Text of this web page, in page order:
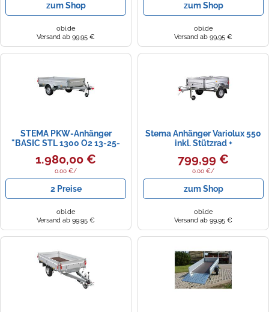
zum Shop
obi.de
Versand ab 99,95 €
zum Shop
obi.de
Versand ab 99,95 €
STEMA PKW-Anhänger
"BASIC STL 1300 O2 13-25-
13.1" KFZ-Anhänger Tieflader,
gebremst silberfarben
Autoanhänger (89117615-0)
1.980,00 €
0.00 €/
2 Preise
obi.de
Versand ab 99,95 €
Stema Anhänger Variolux 550
inkl. Stützrad +
Diebstahlsicherung
799,99 €
0.00 €/
zum Shop
obi.de
Versand ab 99,95 €